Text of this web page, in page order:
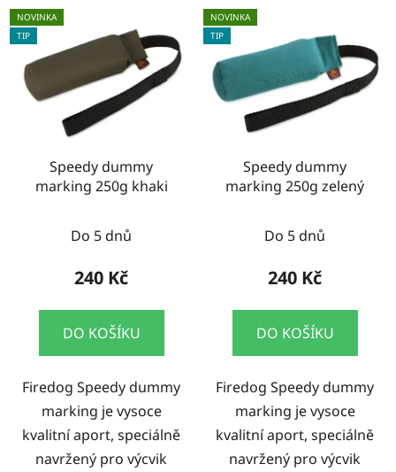
NOVINKA
TIP
Speedy dummy
marking 250g khaki
Do 5 dnů
240 Kč
DO KOŠÍKU
Firedog Speedy dummy
marking je vysoce
kvalitní aport, speciálně
navržený pro výcvik
NOVINKA
TIP
Speedy dummy
marking 250g zelený
Do 5 dnů
240 Kč
DO KOŠÍKU
Firedog Speedy dummy
marking je vysoce
kvalitní aport, speciálně
navržený pro výcvik